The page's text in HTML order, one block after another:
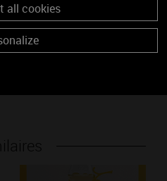
mâcon
all cookies